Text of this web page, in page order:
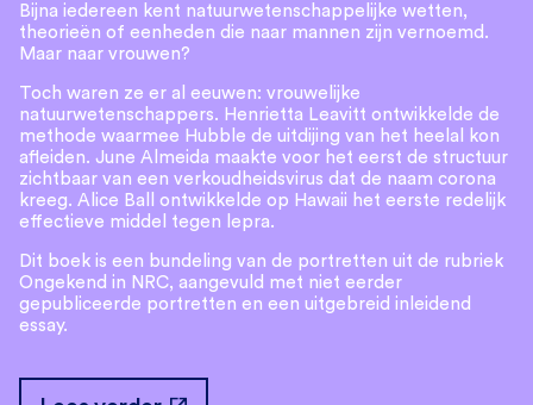
Bijna iedereen kent natuurwetenschappelijke wetten,
theorieën of eenheden die naar mannen zijn vernoemd.
Maar naar vrouwen?
Toch waren ze er al eeuwen: vrouwelijke
natuurwetenschappers. Henrietta Leavitt ontwikkelde de
methode waarmee Hubble de uitdijing van het heelal kon
afleiden. June Almeida maakte voor het eerst de structuur
zichtbaar van een verkoudheidsvirus dat de naam corona
kreeg. Alice Ball ontwikkelde op Hawaii het eerste redelijk
effectieve middel tegen lepra.
Dit boek is een bundeling van de portretten uit de rubriek
Ongekend in NRC, aangevuld met niet eerder
gepubliceerde portretten en een uitgebreid inleidend
essay.